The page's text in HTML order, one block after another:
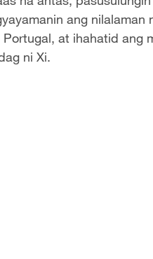
ang nilalaman
at ihahatid ang
ni Xi.